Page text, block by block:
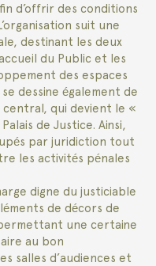
d’offrir des conditions
suit une
destinant les deux
du Public et les
des espaces
dessine également de
qui devient le «
de Justice. Ainsi,
par juridiction tout
les activités pénales
digne du justiciable
de décors de
une certaine
au bon
salles d’audiences et